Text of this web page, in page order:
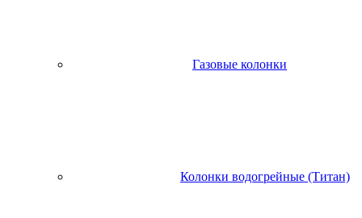
Газовые колонки
Колонки водогрейные (Титан)